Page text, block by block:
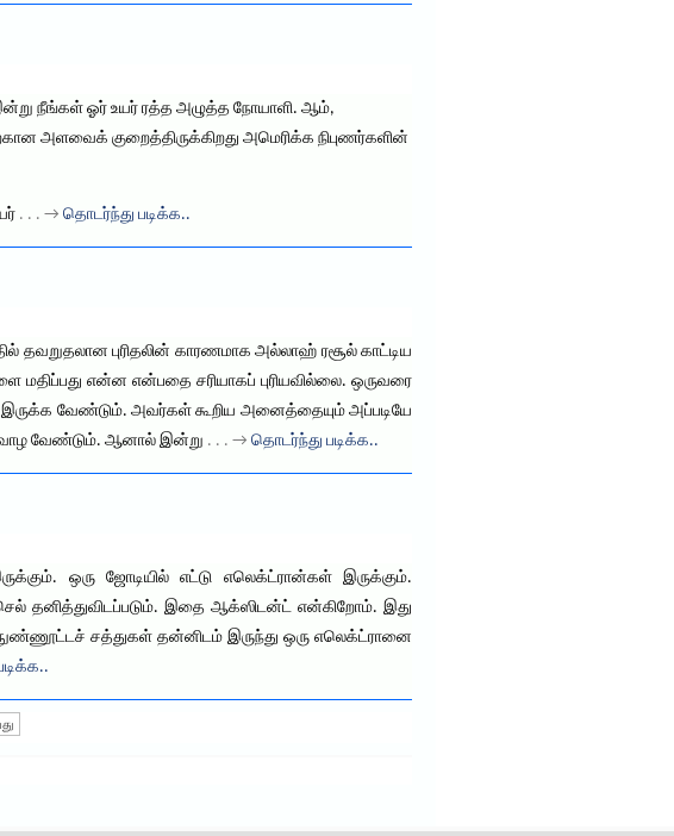
நீங்கள் ஓர் உயர் ரத்த அழுத்த நோயாளி. ஆம்,
அளவைக் குறைத்திருக்கிறது அமெரிக்க நிபுணர்களின்
. . . → தொடர்ந்து படிக்க..
தவறுதலான புரிதலின் காரணமாக அல்லாஹ் ரசூல் காட்டிய
மதிப்பது என்ன என்பதை சரியாகப் புரியவில்லை. ஒருவரை
இருக்க வேண்டும். அவர்கள் கூறிய அனைத்தையும் அப்படியே
வேண்டும். ஆனால் இன்று . . . → தொடர்ந்து படிக்க..
ஒரு ஜோடியில் எட்டு எலெக்ட்ரான்கள் இருக்கும்.
தனித்துவிடப்படும். இதை ஆக்ஸிடன்ட் என்கிறோம். இது
சத்துகள் தன்னிடம் இருந்து ஒரு எலெக்ட்ரானை